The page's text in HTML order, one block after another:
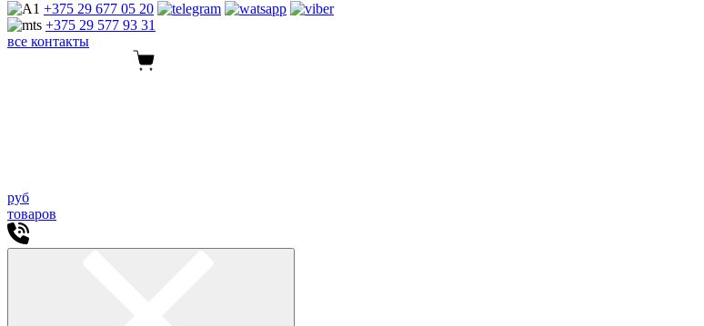
+375 29 677 05 20
+375 29 577 93 31
все контакты
руб
товаров